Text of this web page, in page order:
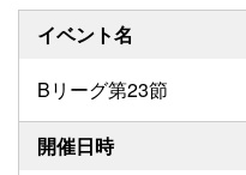
イベント名
Bリーグ第23節
開催日時